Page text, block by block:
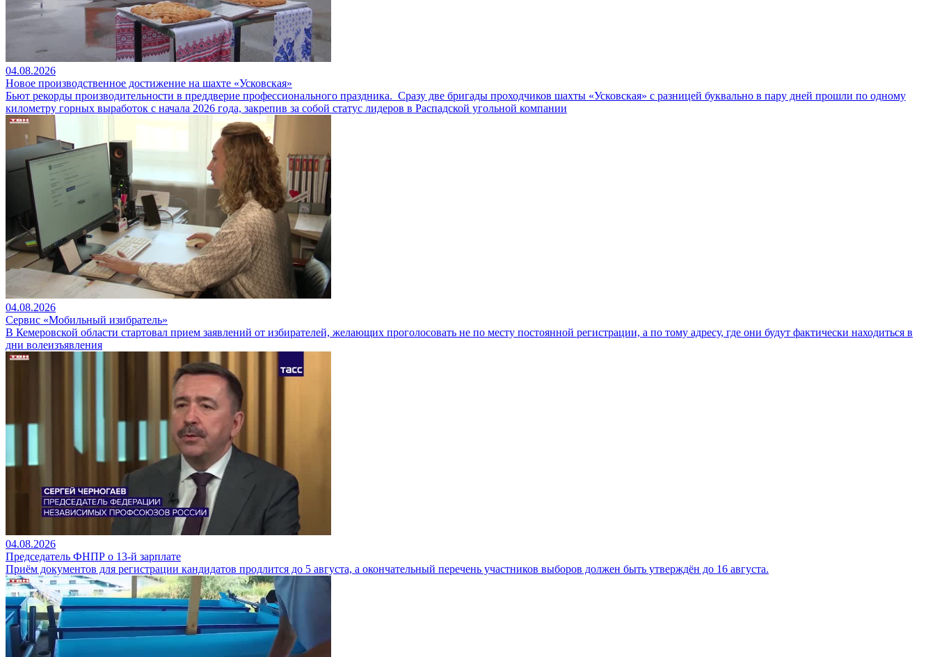
04.08.2026
Новое производственное достижение на шахте «Усковская»
Бьют рекорды производительности в преддверие профессионального праздника. Сразу две бригады проходчиков шахты «Усковская» с разницей буквально в пару дней прошли по одному
километру горных выработок с начала 2026 года, закрепив за собой статус лидеров в Распадской угольной компании
04.08.2026
Сервис «Мобильный изибратель»
В Кемеровской области стартовал прием заявлений от избирателей, желающих проголосовать не по месту постоянной регистрации, а по тому адресу, где они будут фактически находиться в
дни волеизъявления
04.08.2026
Председатель ФНПР о 13-й зарплате
Приём документов для регистрации кандидатов продлится до 5 августа, а окончательный перечень участников выборов должен быть утверждён до 16 августа.